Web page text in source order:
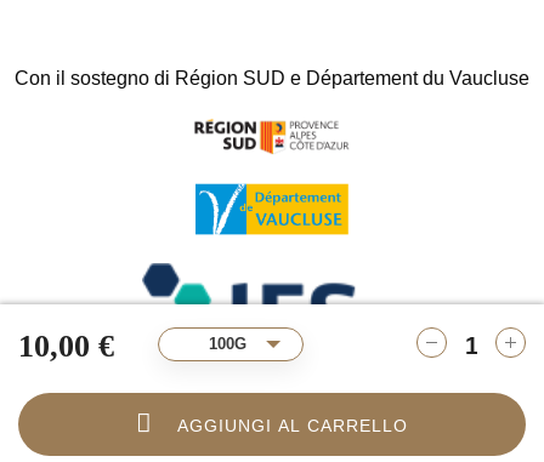
10,00 € 100G
AGGIUNGI AL CARRELLO
Con il sostegno di Région SUD e Département du Vaucluse